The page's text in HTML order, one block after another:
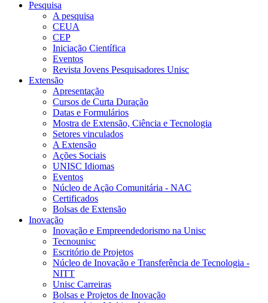
Pesquisa
A pesquisa
CEUA
CEP
Iniciação Científica
Eventos
Revista Jovens Pesquisadores Unisc
Extensão
Apresentação
Cursos de Curta Duração
Datas e Formulários
Mostra de Extensão, Ciência e Tecnologia
Setores vinculados
A Extensão
Ações Sociais
UNISC Idiomas
Eventos
Núcleo de Ação Comunitária - NAC
Certificados
Bolsas de Extensão
Inovação
Inovação e Empreendedorismo na Unisc
Tecnounisc
Escritório de Projetos
Núcleo de Inovação e Transferência de Tecnologia -
NITT
Unisc Carreiras
Bolsas e Projetos de Inovação